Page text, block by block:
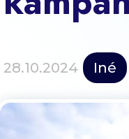
Klienti
Blog
Kontakt
28.10.2024 Iné